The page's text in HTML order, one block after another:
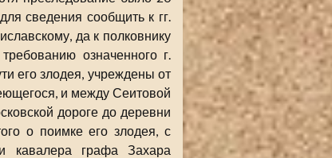
сведения сообщить к гг.
да к полковнику
означенного г.
его злодея, учреждены от
и между Сеитовой
дороге до деревни
о поимке его злодея, с
кавалера графа Захара